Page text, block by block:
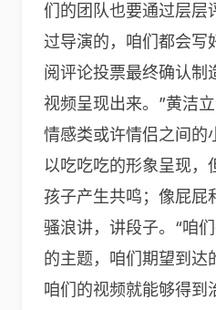
们的团队也要通过层层
过导演的，咱们都会写
阅评论投票最终确认制
视频呈现出来。”黄洁
情感类或许情侣之间的
以吃吃吃的形象呈现，
孩子产生共鸣；像屁屁
骚浪讲，讲段子。“咱
的主题，咱们期望到达
咱们的视频就能够得到